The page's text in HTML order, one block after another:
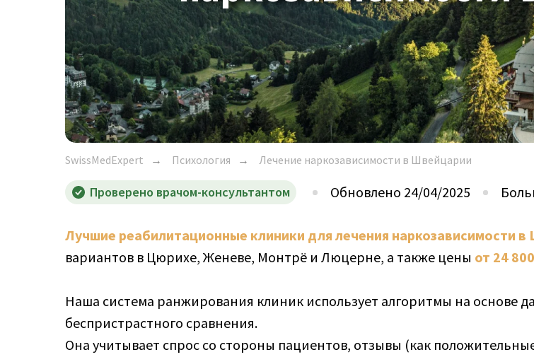
SwissMedExpert → Психология → Лечение наркозависимости в Швейцарии
Проверено врачом-консультантом Обновлено 24/04/2025
Лучшие реабилитационные клиники для лечения наркозависимости
вариантов в Цюрихе, Женеве, Монтрё и Люцерне, а также цены от 24
Наша система ранжирования клиник использует алгоритмы на основе
беспристрастного сравнения.
Она учитывает спрос со стороны пациентов, отзывы (как